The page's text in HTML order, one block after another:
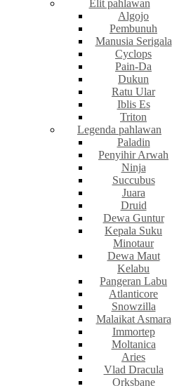
Elit pahlawan
Algojo
Pembunuh
Manusia Serigala
Cyclops
Pain-Da
Dukun
Ratu Ular
Iblis Es
Triton
Legenda pahlawan
Paladin
Penyihir Arwah
Ninja
Succubus
Juara
Druid
Dewa Guntur
Kepala Suku
Minotaur
Dewa Maut
Kelabu
Pangeran Labu
Atlanticore
Snowzilla
Malaikat Asmara
Immortep
Moltanica
Aries
Vlad Dracula
Orksbane